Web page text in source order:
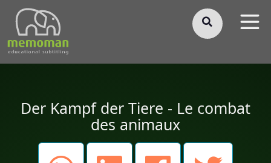
Der Kampf der Tiere - Le combat
des animaux